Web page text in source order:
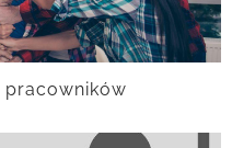
pracowników